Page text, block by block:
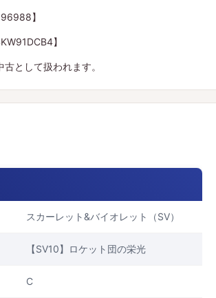
】
】
として扱われます。
スカーレット&バイオレット（SV）
【SV10】ロケット団の栄光
C